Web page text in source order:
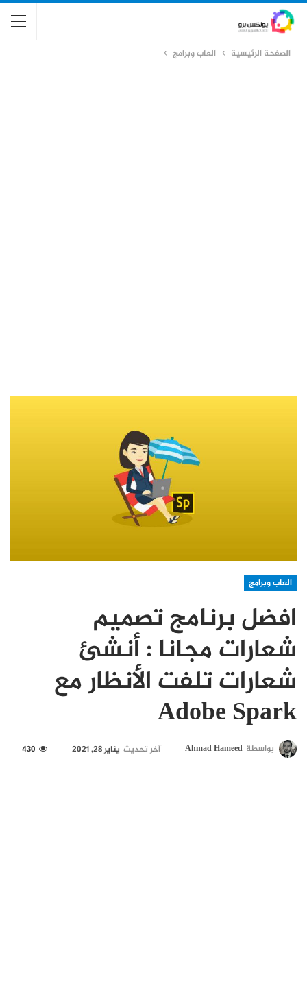
الصفحة الرئيسية العاب وبرامج
العاب وبرامج
افضل برنامج تصميم
شعارات مجانا : أنشئ
شعارات تلفت الأنظار مع
Adobe Spark
بواسطة Ahmad Hameed آخر تحديث يناير 28, 2021